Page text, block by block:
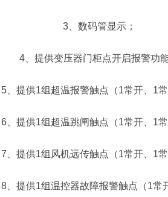
3、数码管显示；
4、提供变压器门柜点开启报警功能
5、提供1组超温报警触点（1常开、1常
6、提供1组超温跳闸触点（1常开、1常
7、提供1组风机远传触点（1常开、1常
8、提供1组温控器故障报警触点（1常